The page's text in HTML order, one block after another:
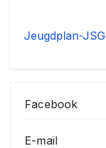
Jeugdplan-JSG
Facebook
E-mail